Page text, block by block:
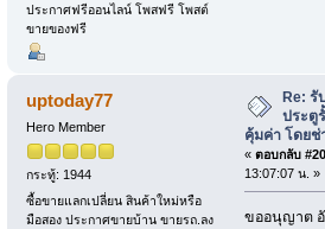
ประกาศฟรีออนไลน์ โพสฟรี โพสต์
ขายของฟรี
uptoday77
Hero Member
กระทู้: 1944
ซื้อขายแลกเปลี่ยน สินค้าใหม่หรือ
มือสอง ประกาศขายบ้าน ขายรถ.ลง
Re:
ประตู
คุ้มค่า โดยช่
« ตอบกลับ
13:07:07 น. »
ขออนุญาต